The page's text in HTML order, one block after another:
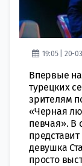
19:05 | 20-
Впервые на
турецких
зрителям
«Черная
певчая». В
девушка
просто